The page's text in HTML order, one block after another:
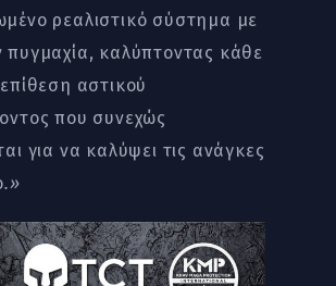
ρεαλιστικό σύστημα με
πυγμαχία, καλύπτοντας κάθε
αστικού
που συνεχώς
για να καλύψει τις ανάγκες
.»